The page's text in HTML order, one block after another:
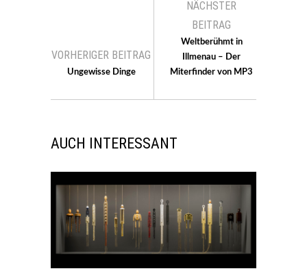
VORHERIGER BEITRAG
Ungewisse Dinge
NÄCHSTER
BEITRAG
Weltberühmt in
Illmenau – Der
Miterfinder von MP3
AUCH INTERESSANT